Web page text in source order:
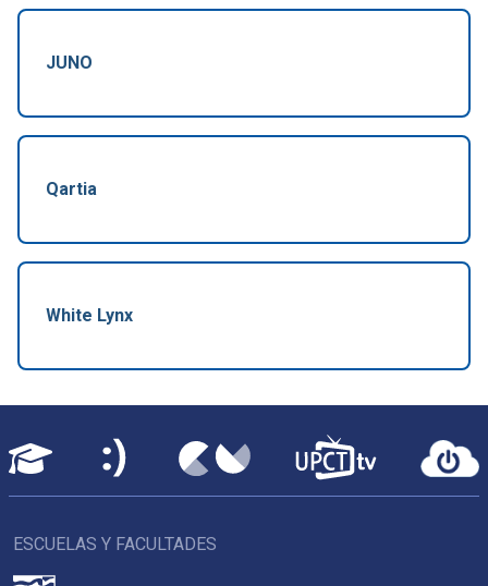
JUNO
Qartia
White Lynx
ESCUELAS Y FACULTADES